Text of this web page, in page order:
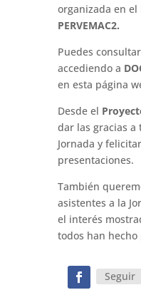
organizada en el
PERVEMAC2.
Puedes
accediendo a
en esta página
Desde el
dar las gracias a
Jornada y
presentaciones.
También
asistentes a la
el interés
todos han
Seguir